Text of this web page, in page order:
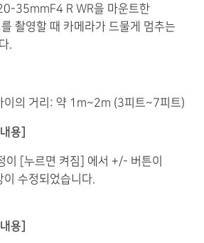
35mmF4 R WR을 마운트한
촬영할 때 카메라가 드물게 멈추는
.
이의 거리: 약 1m~2m (3피트~7피트)
용]
이 [누르면 켜짐] 에서 +/- 버튼이
수정되었습니다.
용]